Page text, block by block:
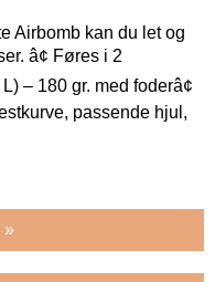
Airbomb kan du let og
â¢ Føres i 2
– 180 gr. med foderâ¢
passende hjul,
»